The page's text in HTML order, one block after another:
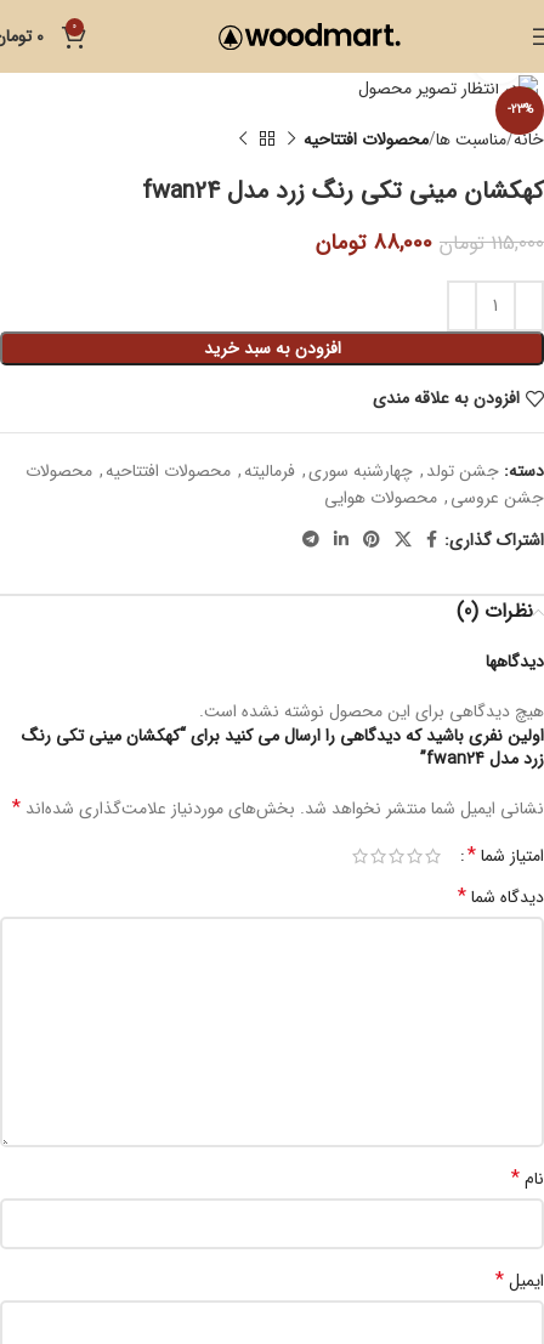
0
0
-23%
خانه مناسبت ها محصولات افتتاحیه
کهکشان مینی تکی رنگ زرد مدل fwan24
115,000تومان 88,000 تومان
افزودن به سبد خرید
افزودن به علاقه مندی
دسته: جشن تولد, چهارشنبه سوری, فرمالیته, محصولات افتتاحیه, محصولات
جشن عروسی, محصولات هوایی
اشتراک گذاری:
نظرات (0)
دیدگاهها
هیچ دیدگاهی برای این محصول نوشته نشده است.
اولین نفری باشید که دیدگاهی را ارسال می کنید برای “کهکشان مینی تکی رنگ
زرد مدل fwan24”
نشانی ایمیل شما منتشر نخواهد شد. بخش‌های موردنیاز علامت‌گذاری شده‌اند *
امتیاز شما*
دیدگاه شما*
نام*
ایمیل*